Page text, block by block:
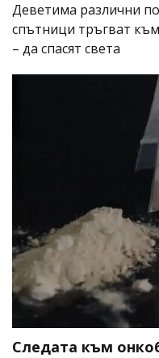
Деветима различни
спътници тръгват
– да спасят света
Следата към